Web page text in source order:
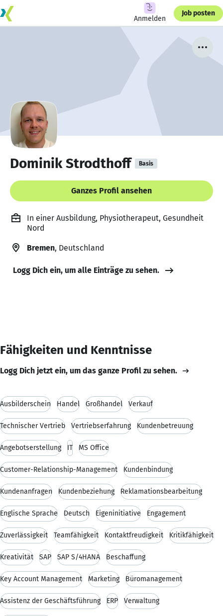
Anmelden
Job posten
Dominik Strodthoff Basis
Ganzes Profil ansehen
In einer Ausbildung, Physiotherapeut, Gesundheit
Nord
Bremen, Deutschland
Logg Dich ein, um alle Einträge zu sehen.
Fähigkeiten und Kenntnisse
Logg Dich jetzt ein, um das ganze Profil zu sehen.
Ausbilderschein Handel Großhandel Verkauf
Technischer Vertrieb Vertriebserfahrung Kundenbetreuung
Angebotserstellung IT MS Office
Customer-Relationship-Management Kundenbindung
Kundenanfragen Kundenbeziehung Reklamationsbearbeitung
Englische Sprache Deutsch Eigeninitiative Engagement
Zuverlässigkeit Teamfähigkeit Kontaktfreudigkeit Kritikfähigkeit
Kreativität SAP SAP S/4HANA Beschaffung
Key Account Management Marketing Büromanagement
Assistenz der Geschäftsführung ERP Verwaltung